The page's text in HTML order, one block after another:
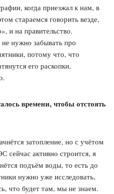
когда приезжал к нам, в
стараемся говорить везде,
и на правительство.
нужно забывать про
потому что, что
его раскопки,
времени, чтобы отстоять
затопление, но с учётом
сейчас активно строится, я
подъём воды, то есть до
нужно уже исследовать,
что будет там, мы не знаем.